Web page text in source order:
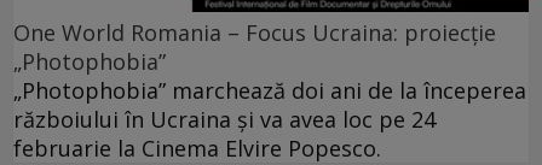
One World Romania – Focus Ucraina: proiecție
„Photophobia”
„Photophobia” marchează doi ani de la începerea
războiului în Ucraina și va avea loc pe 24
februarie la Cinema Elvire Popesco.